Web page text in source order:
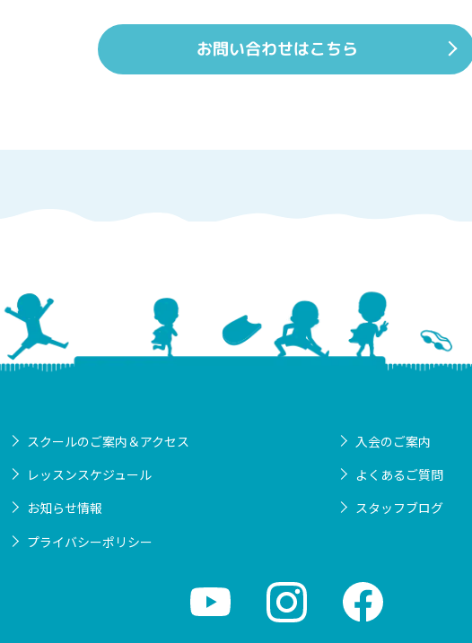
お問い合わせはこちら
スクールのご案内＆アクセス 入会のご案内
レッスンスケジュール よくあるご質問
お知らせ情報 スタッフブログ
プライバシーポリシー